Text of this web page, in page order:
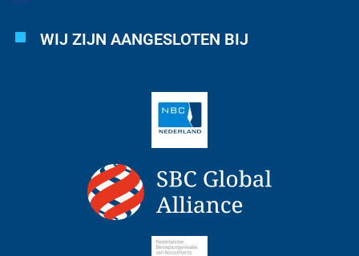
WIJ ZIJN AANGESLOTEN BIJ